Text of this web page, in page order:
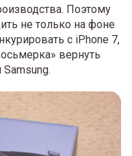
Поэтому
не только на фоне
с iPhone 7,
вернуть